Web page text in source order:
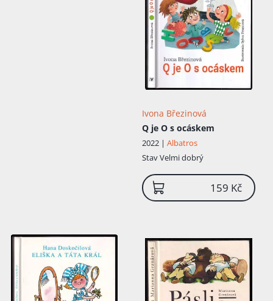
Ivona Březinová
Q je O s ocáskem
2022 | Albatros
StavVelmi dobrý
159 Kč
Přidáno do košíku!